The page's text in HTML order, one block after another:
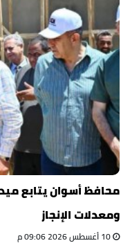
محافظ أسوان يتابع
ومعدلات الإنجاز